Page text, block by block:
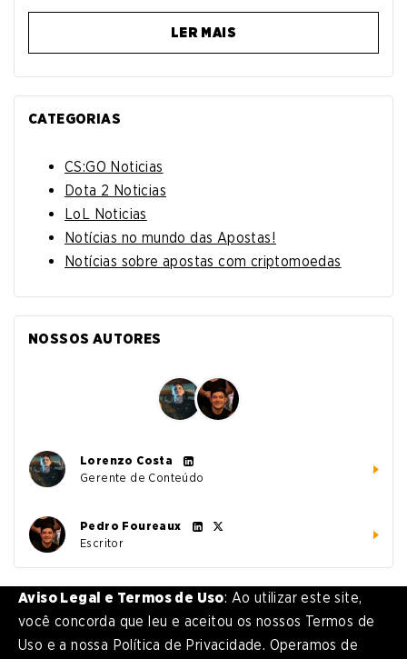
LER MAIS
CATEGORIAS
CS:GO Noticias
Dota 2 Noticias
LoL Noticias
Notícias no mundo das Apostas!
Notícias sobre apostas com criptomoedas
NOSSOS AUTORES
Lorenzo Costa
Gerente de Conteúdo
Pedro Foureaux
Escritor
Aviso Legal e Termos de Uso: Ao utilizar este site,
você concorda que leu e aceitou os nossos Termos de
Uso e a nossa Política de Privacidade. Operamos de